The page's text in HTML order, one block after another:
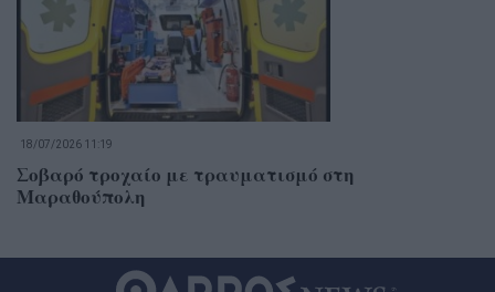
18/07/2026 11:19
Σοβαρό τροχαίο με τραυματισμό στη
Μαραθούπολη